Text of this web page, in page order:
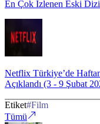
En Çok İzlenen Eski
Netflix Türkiye’de
Açıklandı (3 - 9 Şubat
Etiket#Film
Tümü